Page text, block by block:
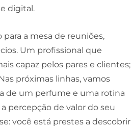
digital.
a mesa de reuniões,
Um profissional que
capaz pelos pares e clientes;
próximas linhas, vamos
de um perfume e uma rotina
percepção de valor do seu
você está prestes a descobrir